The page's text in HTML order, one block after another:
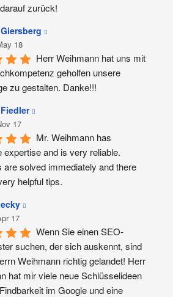
zurück!
18
Herr Weihmann hat uns mit
geholfen unsere
zu gestalten. Danke!!!
17
Mr. Weihmann has
expertise and is very reliable.
are solved immediately and there
helpful tips.
17
Wenn Sie einen SEO-
suchen, der sich auskennt, sind
Weihmann richtig gelandet! Herr
hat mir viele neue Schlüsselideen
im Google und eine